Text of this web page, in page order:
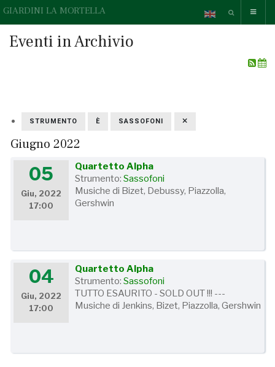
GIARDINI LA MORTELLA
Eventi in Archivio
STRUMENTO È SASSOFONI
Giugno 2022
05
Giu, 2022
17:00
Quartetto Alpha
Strumento:Sassofoni
Musiche di Bizet, Debussy, Piazzolla,
Gershwin
04
Giu, 2022
17:00
Quartetto Alpha
Strumento:Sassofoni
TUTTO ESAURITO - SOLD OUT !!! ---
Musiche di Jenkins, Bizet, Piazzolla, Gershwin